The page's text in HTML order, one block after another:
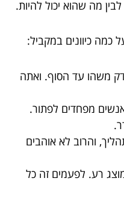
מה שהוא יכול להיות.
כמה כיוונים במקביל:
משהו עד הסוף. ואתה
מפחדים לפתור.
והרוב לא אוהבים
רע. לפעמים זה כל